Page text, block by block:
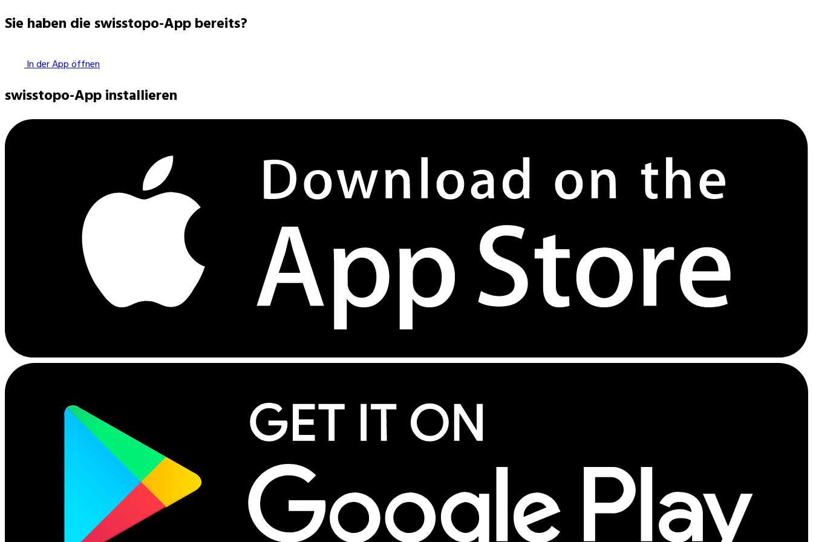
Sie haben die swisstopo-App bereits?
In der App öffnen
swisstopo-App installieren